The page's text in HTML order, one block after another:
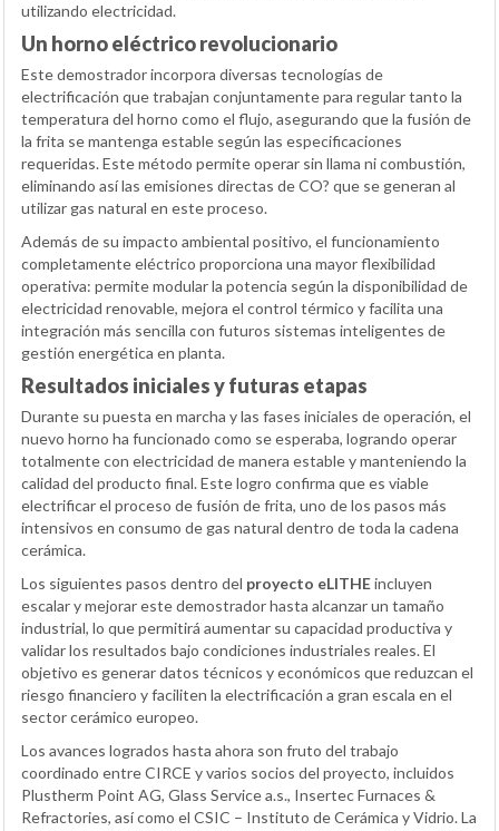
utilizando electricidad.
Un horno eléctrico revolucionario
Este demostrador incorpora diversas tecnologías de
electrificación que trabajan conjuntamente para regular tanto la
temperatura del horno como el flujo, asegurando que la fusión de
la frita se mantenga estable según las especificaciones
requeridas. Este método permite operar sin llama ni combustión,
eliminando así las emisiones directas de CO? que se generan al
utilizar gas natural en este proceso.
Además de su impacto ambiental positivo, el funcionamiento
completamente eléctrico proporciona una mayor flexibilidad
operativa: permite modular la potencia según la disponibilidad de
electricidad renovable, mejora el control térmico y facilita una
integración más sencilla con futuros sistemas inteligentes de
gestión energética en planta.
Resultados iniciales y futuras etapas
Durante su puesta en marcha y las fases iniciales de operación, el
nuevo horno ha funcionado como se esperaba, logrando operar
totalmente con electricidad de manera estable y manteniendo la
calidad del producto final. Este logro confirma que es viable
electrificar el proceso de fusión de frita, uno de los pasos más
intensivos en consumo de gas natural dentro de toda la cadena
cerámica.
Los siguientes pasos dentro del proyecto eLITHEincluyen
escalar y mejorar este demostrador hasta alcanzar un tamaño
industrial, lo que permitirá aumentar su capacidad productiva y
validar los resultados bajo condiciones industriales reales. El
objetivo es generar datos técnicos y económicos que reduzcan el
riesgo financiero y faciliten la electrificación a gran escala en el
sector cerámico europeo.
Los avances logrados hasta ahora son fruto del trabajo
coordinado entre CIRCE y varios socios del proyecto, incluidos
Plustherm Point AG, Glass Service a.s., Insertec Furnaces &
Refractories, así como el CSIC – Instituto de Cerámica y Vidrio. La